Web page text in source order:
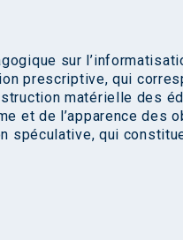
sur
prescriptive, qui
matérielle des
et de l’apparence des
spéculative, qui